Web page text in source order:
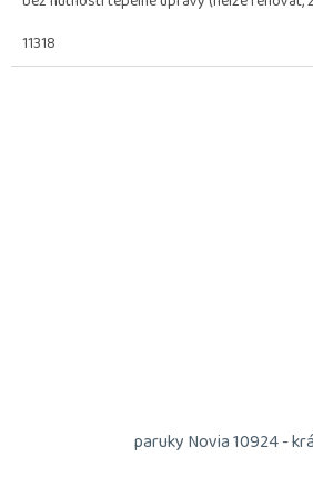
11318
paruky Novia 10924 -